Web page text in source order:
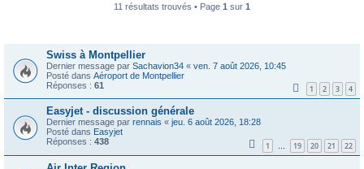
11 résultats trouvés • Page 1 sur 1
Swiss à Montpellier
Dernier message par Sachavion34 « ven. 7 août 2026, 10:45
Posté dans Aéroport de Montpellier
Réponses : 61 1 2 3 4
Easyjet - discussion générale
Dernier message par rennais « jeu. 6 août 2026, 18:28
Posté dans Easyjet
Réponses : 438 1 … 19 20 21 22